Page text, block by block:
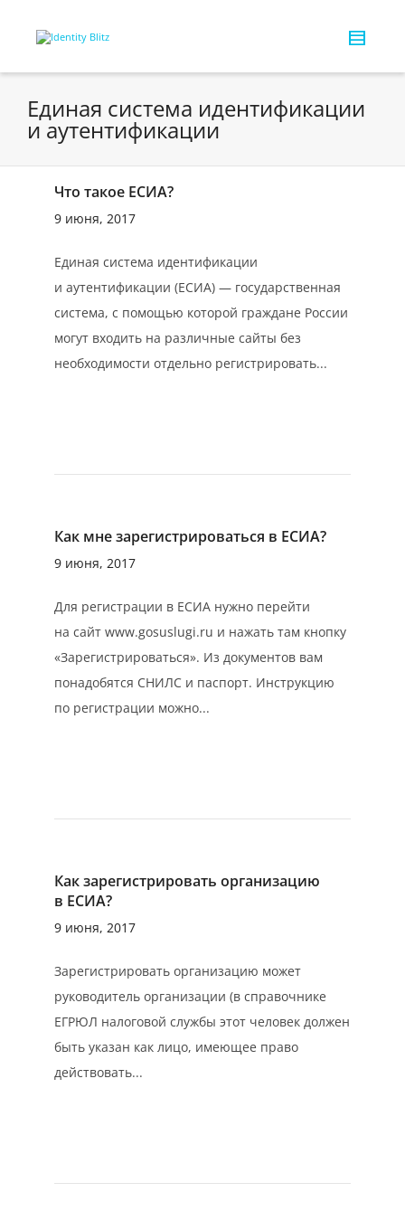
Единая система идентификации
и аутентификации
Что такое ЕСИА?
9 июня, 2017
Единая система идентификации
и аутентификации (ЕСИА) — государственная
система, с помощью которой граждане России
могут входить на различные сайты без
необходимости отдельно регистрировать...
Как мне зарегистрироваться в ЕСИА?
9 июня, 2017
Для регистрации в ЕСИА нужно перейти
на сайт www.gosuslugi.ru и нажать там кнопку
«Зарегистрироваться». Из документов вам
понадобятся СНИЛС и паспорт. Инструкцию
по регистрации можно...
Как зарегистрировать организацию
в ЕСИА?
9 июня, 2017
Зарегистрировать организацию может
руководитель организации (в справочнике
ЕГРЮЛ налоговой службы этот человек должен
быть указан как лицо, имеющее право
действовать...